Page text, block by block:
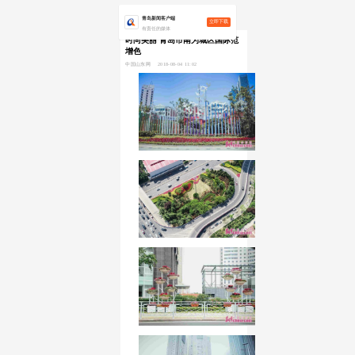
青岛新闻客户端
有责任的媒体
立即下载
时尚美丽 青岛市南为城区国际范
增色
中国山东网 2018-08-04 11:02